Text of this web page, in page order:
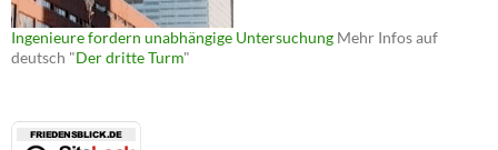
Ingenieure fordern unabhängige Untersuchung Mehr Infos auf
deutsch "Der dritte Turm"